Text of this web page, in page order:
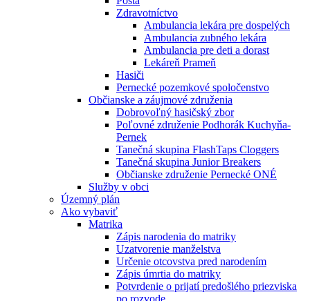
Zdravotníctvo
Ambulancia lekára pre dospelých
Ambulancia zubného lekára
Ambulancia pre deti a dorast
Lekáreň Prameň
Hasiči
Pernecké pozemkové spoločenstvo
Občianske a záujmové združenia
Dobrovoľný hasičský zbor
Poľovné združenie Podhorák Kuchyňa-
Pernek
Tanečná skupina FlashTaps Cloggers
Tanečná skupina Junior Breakers
Občianske združenie Pernecké ONÉ
Služby v obci
Územný plán
Ako vybaviť
Matrika
Zápis narodenia do matriky
Uzatvorenie manželstva
Určenie otcovstva pred narodením
Zápis úmrtia do matriky
Potvrdenie o prijatí predošlého priezviska
po rozvode